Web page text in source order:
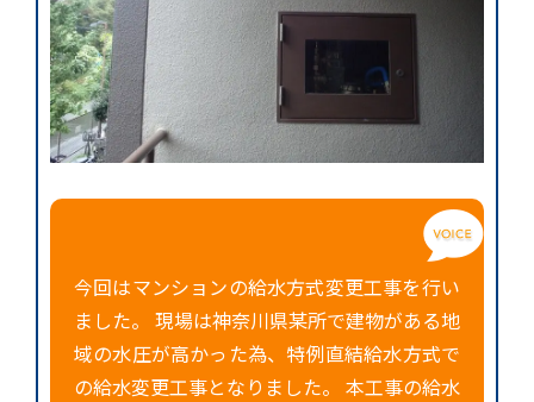
今回はマンションの給水方式変更工事を行い
ました。 現場は神奈川県某所で建物がある地
域の水圧が高かった為、特例直結給水方式で
の給水変更工事となりました。 本工事の給水